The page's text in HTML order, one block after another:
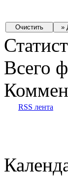
Всего
RSS лента